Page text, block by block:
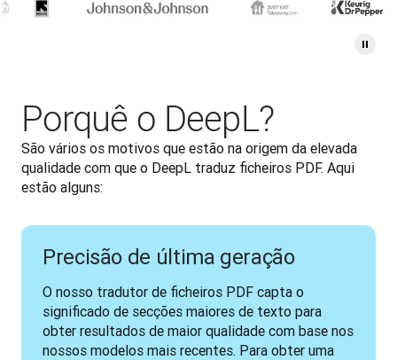
Porquê o DeepL?
São vários os motivos que estão na origem da elevada
qualidade com que o DeepL traduz ficheiros PDF. Aqui
estão alguns:
Precisão de última geração
O nosso tradutor de ficheiros PDF capta o
significado de secções maiores de texto para
obter resultados de maior qualidade com base nos
nossos modelos mais recentes. Para obter uma